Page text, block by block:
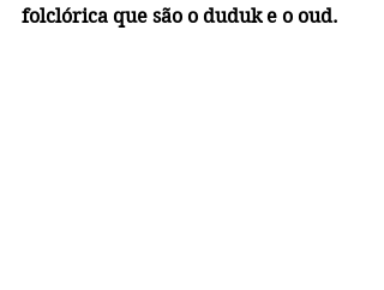
folclórica que são o duduk e o oud.